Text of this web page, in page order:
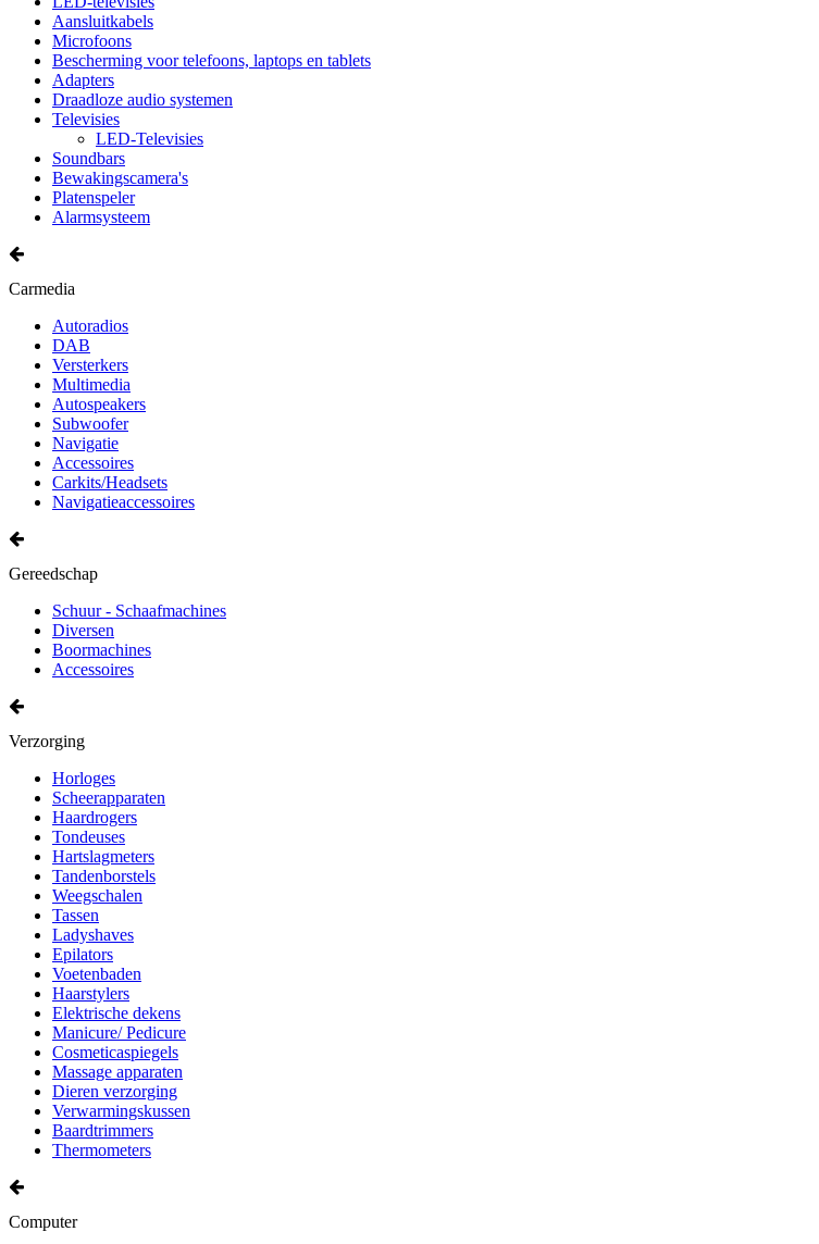
Aansluitkabels
Microfoons
Bescherming voor telefoons, laptops en tablets
Adapters
Draadloze audio systemen
Televisies
LED-Televisies
Soundbars
Bewakingscamera's
Platenspeler
Alarmsysteem
Carmedia
Autoradios
DAB
Versterkers
Multimedia
Autospeakers
Subwoofer
Navigatie
Accessoires
Carkits/Headsets
Navigatieaccessoires
Gereedschap
Schuur - Schaafmachines
Diversen
Boormachines
Accessoires
Verzorging
Horloges
Scheerapparaten
Haardrogers
Tondeuses
Hartslagmeters
Tandenborstels
Weegschalen
Tassen
Ladyshaves
Epilators
Voetenbaden
Haarstylers
Elektrische dekens
Manicure/ Pedicure
Cosmeticaspiegels
Massage apparaten
Dieren verzorging
Verwarmingskussen
Baardtrimmers
Thermometers
Computer